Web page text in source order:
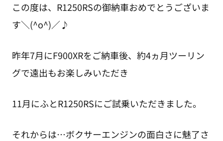
この度は、R1250RSの御納車おめでとうございま
す＼(^o^)／♪
昨年7月にF900XRをご納車後、約4ヵ月ツーリン
グで遠出もお楽しみいただき
11月にふとR1250RSにご試乗いただきました。
それからは…ボクサーエンジンの面白さに魅了さ